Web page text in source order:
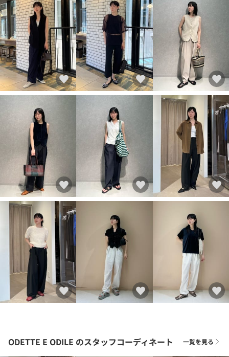
ODETTE E ODILE のスタッフコーディネート 一覧を見る